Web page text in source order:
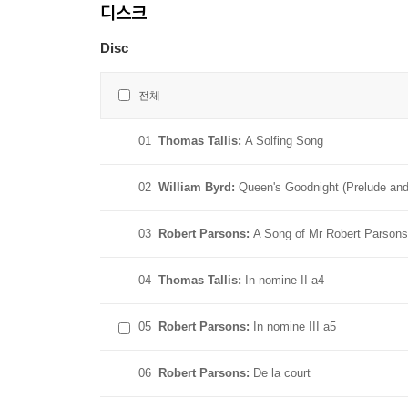
디스크
Disc
전체
01 Thomas Tallis: A Solfing Song
02 William Byrd: Queen's Goodnight (Prelude
03 Robert Parsons: A Song of Mr Robert Parsons
04 Thomas Tallis: In nomine II a4
05 Robert Parsons: In nomine III a5
06 Robert Parsons: De la court